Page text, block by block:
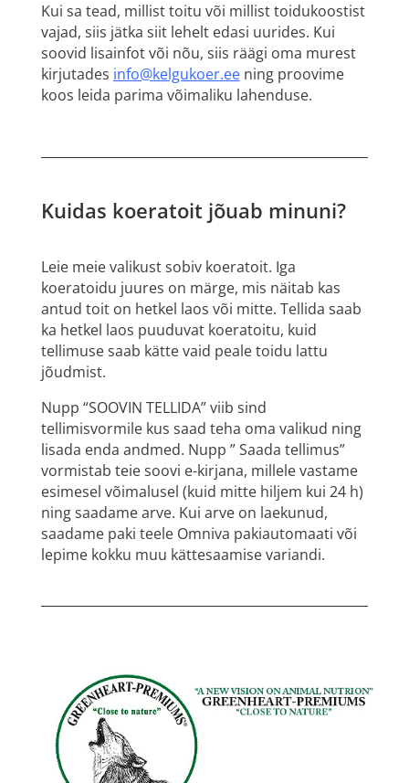
Kui sa tead, millist toitu või millist toidukoostist
vajad, siis jätka siit lehelt edasi uurides. Kui
soovid lisainfot või nõu, siis räägi oma murest
kirjutades info@kelgukoer.eening proovime
koos leida parima võimaliku lahenduse.
Kuidas koeratoit jõuab minuni?
Leie meie valikust sobiv koeratoit. Iga
koeratoidu juures on märge, mis näitab kas
antud toit on hetkel laos või mitte. Tellida saab
ka hetkel laos puuduvat koeratoitu, kuid
tellimuse saab kätte vaid peale toidu lattu
jõudmist.
Nupp “SOOVIN TELLIDA” viib sind
tellimisvormile kus saad teha oma valikud ning
lisada enda andmed. Nupp ” Saada tellimus”
vormistab teie soovi e-kirjana, millele vastame
esimesel võimalusel (kuid mitte hiljem kui 24 h)
ning saadame arve. Kui arve on laekunud,
saadame paki teele Omniva pakiautomaati või
lepime kokku muu kättesaamise variandi.